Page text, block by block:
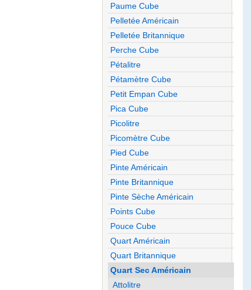
Paume Cube
Pelletée Américain
Pelletée Britannique
Perche Cube
Pétalitre
Pétamètre Cube
Petit Empan Cube
Pica Cube
Picolitre
Picomètre Cube
Pied Cube
Pinte Américain
Pinte Britannique
Pinte Sèche Américain
Points Cube
Pouce Cube
Quart Américain
Quart Britannique
Quart Sec Américain
Attolitre